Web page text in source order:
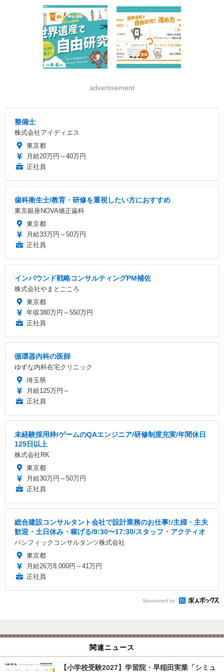
advertisement
整備士
株式会社アイディエス
東京都
月給20万円～40万円
正社員
歯科衛生士/教育・研修を重視したい方におすすめ
東京銀座NOVA矯正歯科
東京都
月給33万円～50万円
正社員
インバウンド戦略コンサルティングPM補佐
株式会社やまとごころ
東京都
年収380万円～550万円
正社員
循環器内科の医師
ゆずな内科在宅クリニック
埼玉県
月給125万円～
正社員
未経験採用枠/ゲームのQAエンジニア/研修制度充実/年間休日
125日以上
株式会社RK
東京都
月給30万円～50万円
正社員
総合建設コンサルタント会社で設計業務のお仕事!/主婦・主夫
歓迎・土日休み・稼げる/9:30〜17:30/スタッフ・アクティオ
パシフィックコンサルタンツ株式会社
東京都
月給26万8,000円～41万円
正社員
Sponsored by
関連ニュース
【小学校受験2027】学習院・早稲田実業「シミュ